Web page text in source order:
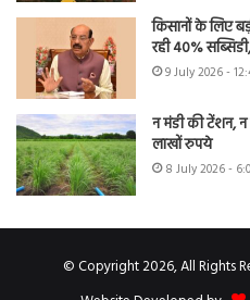
किसानों के लिए
रही 40%
9 July 2026 -
न मंडी की टेंशन,
लाखों रुपये
8 July 2026 -
© Copyright 2026, All Rights